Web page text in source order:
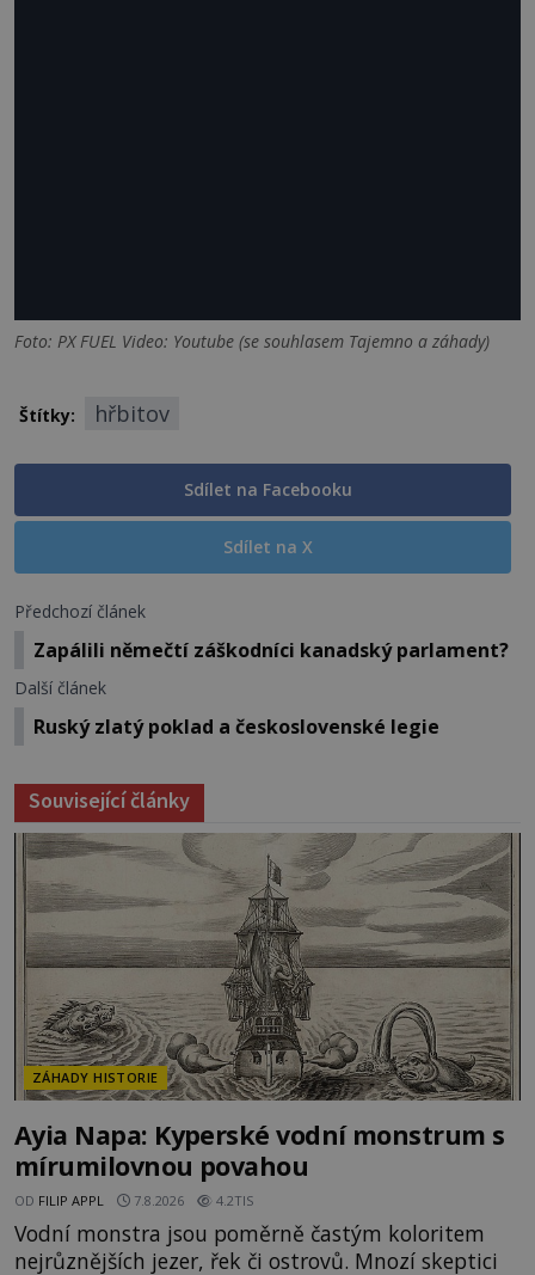
Foto: PX FUEL Video: Youtube (se souhlasem Tajemno a záhady)
Štítky: hřbitov
Sdílet na Facebooku
Sdílet na X
Předchozí článek
Zapálili němečtí záškodníci kanadský parlament?
Další článek
Ruský zlatý poklad a československé legie
Související články
ZÁHADY HISTORIE
Ayia Napa: Kyperské vodní monstrum s
mírumilovnou povahou
OD FILIP APPL 7.8.2026 4.2TIS
Vodní monstra jsou poměrně častým koloritem
nejrůznějších jezer, řek či ostrovů. Mnozí skeptici